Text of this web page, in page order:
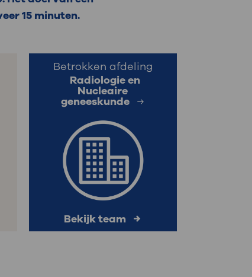
Inloggen MijnOLVG
15 minuten.
Betrokken afdeling
Radiologie en
Nucleaire
geneeskunde
Bekijk team